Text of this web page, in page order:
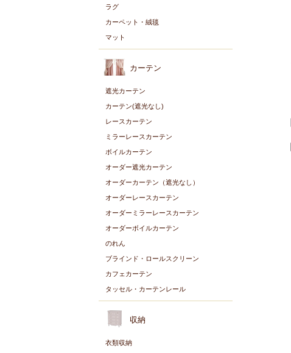
ラグ
カーペット・絨毯
マット
カーテン
遮光カーテン
カーテン(遮光なし)
レースカーテン
ミラーレースカーテン
ボイルカーテン
オーダー遮光カーテン
オーダーカーテン（遮光なし）
オーダーレースカーテン
オーダーミラーレースカーテン
オーダーボイルカーテン
のれん
ブラインド・ロールスクリーン
カフェカーテン
タッセル・カーテンレール
収納
衣類収納